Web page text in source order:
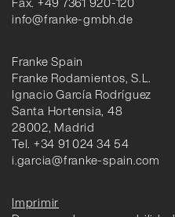
info@franke-gmbh.de
Franke Spain
Franke Rodamientos, S.L.
Ignacio García Rodríguez
Santa Hortensia, 48
28002, Madrid
Tel. +34 91 024 34 54
i.garcia@franke-spain.com
Imprimir